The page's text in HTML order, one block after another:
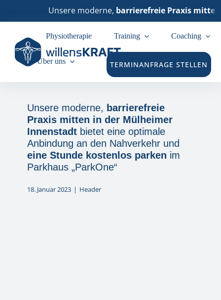
Inhalt
Unsere moderne,barrierefreie Praxis mitten
Physiotherapie Training Coaching
Über uns TERMINANFRAGE STELLEN
Unsere moderne, barrierefreie
Praxis mitten in der Mülheimer
Innenstadt bietet eine optimale
Anbindung an den Nahverkehr und
eine Stunde kostenlos parken im
Parkhaus „ParkOne“
18. Januar 2023 | Header